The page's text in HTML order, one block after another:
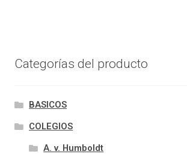
Categorías del producto
BASICOS
COLEGIOS
A. v. Humboldt